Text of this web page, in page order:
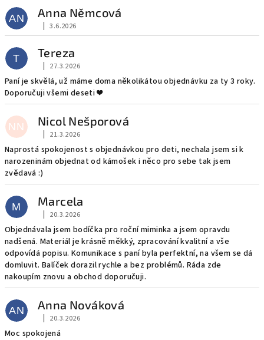
s
h
o
d
n
o
c
e
n
í
AN Anna Němcová
Hodnocení obchodu je 5 z 5 hvězdiček.
3.6.2026
T Tereza
Hodnocení obchodu je 5 z 5 hvězdiček.
27.3.2026
Paní je skvělá, už máme doma několikátou objednávku za ty 3 roky.
Doporučuji všemi deseti ❤️
NN Nicol Nešporová
Hodnocení obchodu je 5 z 5 hvězdiček.
21.3.2026
Naprostá spokojenost s objednávkou pro deti, nechala jsem si k
narozeninám objednat od kámošek i něco pro sebe tak jsem
zvědavá :)
M Marcela
Hodnocení obchodu je 5 z 5 hvězdiček.
20.3.2026
Objednávala jsem bodíčka pro roční miminka a jsem opravdu
nadšená. Materiál je krásně měkký, zpracování kvalitní a vše
odpovídá popisu. Komunikace s paní byla perfektní, na všem se dá
domluvit. Balíček dorazil rychle a bez problémů. Ráda zde
nakoupím znovu a obchod doporučuji.
AN Anna Nováková
Hodnocení obchodu je 5 z 5 hvězdiček.
20.3.2026
Moc spokojená